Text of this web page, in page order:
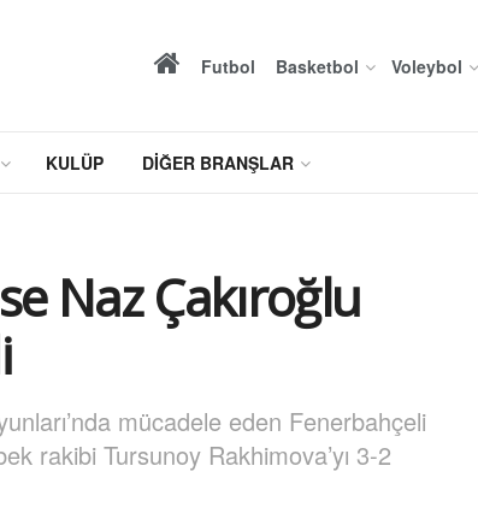
Futbol Basketbol Voleybol
KULÜP DIĞER BRANŞLAR
Naz Çakıroğlu
mücadele eden Fenerbahçeli
rakibi Tursunoy Rakhimova’yı 3-2